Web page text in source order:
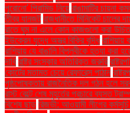
পুরোনো' পিরামিড নিয়ে রাঙামাটির
তীব্র যানজট রাজধানীতে মিনিকেট চালের
রাতে ঘুম না এলে কোন কাজগুলো করা
ইউক্রেন যুদ্ধে অস্ত্র বিক্রি বৃদ্ধি
রাশিয়ায় যে বাঙালি বিপ্লবীকে হত্যা করা
দাবি রাষ্ট্র সংস্কার অতিরিক্ত জরুরি
কোর্টের মতামত চেয়ে রেফারেন্স পাঠান
পৃষ্ঠপোষকতায় রাজনৈতিক দল গঠন হলে
রাস্ট বেল্টে শেষ মুহূর্তের প্রচারে ব্যস্ত
বিশেষ ছাড় রিজভী: আওয়ামী লীগের